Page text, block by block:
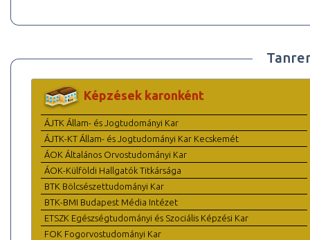
Képzések karonként
ÁJTK Állam- és Jogtudományi Kar
ÁJTK-KT Állam- és Jogtudományi Kar Kecskemét
ÁOK Általános Orvostudományi Kar
ÁOK-Külföldi Hallgatók Titkársága
BTK Bölcsészettudományi Kar
BTK-BMI Budapest Média Intézet
ETSZK Egészségtudományi és Szociális Képzési Kar
FOK Fogorvostudományi Kar